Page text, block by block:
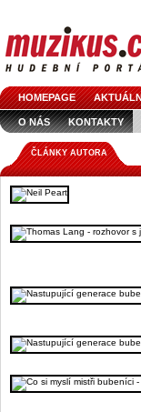
HOMEPAGE
O NÁS KONTAKTY
LOGO KE STAŽENÍ
ČLÁNKY AUTORA